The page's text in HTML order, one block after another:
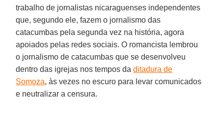
trabalho de jornalistas nicaraguenses independentes
que, segundo ele, fazem o jornalismo das
catacumbas pela segunda vez na história, agora
apoiados pelas redes sociais. O romancista lembrou
o jornalismo de catacumbas que se desenvolveu
dentro das igrejas nos tempos daditadura de
Somoza, às vezes no escuro para levar comunicados
e neutralizar a censura.